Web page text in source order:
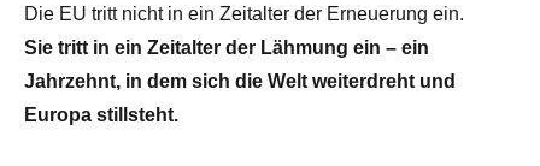
Die EU tritt nicht in ein Zeitalter der Erneuerung ein.
Sie tritt in ein Zeitalter der Lähmung ein – ein
Jahrzehnt, in dem sich die Welt weiterdreht und
Europa stillsteht.